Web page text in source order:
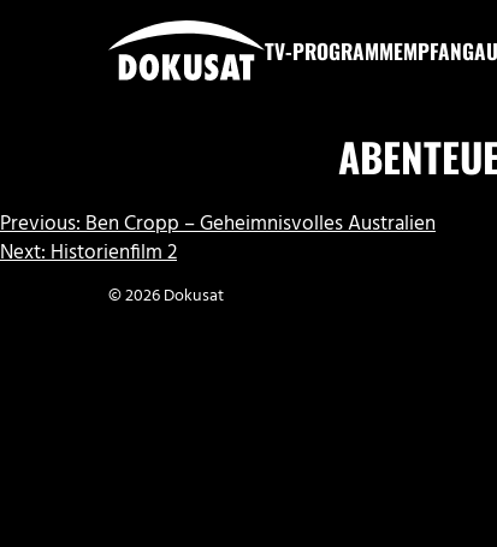
TV-PROGRAMMEMPFANG
BEITRAGSNAVIGATION
Previous:Ben Cropp – Geheimnisvolles Australien
Next:Historienfilm 2
© 2026 Dokusat